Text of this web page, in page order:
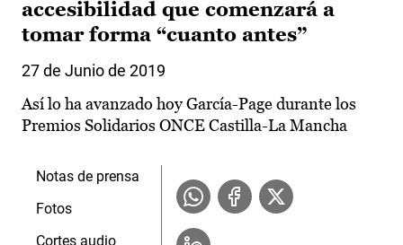
accesibilidad que comenzará a
tomar forma “cuanto antes”
27 de Junio de 2019
Así lo ha avanzado hoy García-Page durante los
Premios Solidarios ONCE Castilla-La Mancha
Notas de prensa
Fotos
Cortes audio